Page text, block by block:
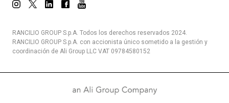
RANCILIO GROUP S.p.A. Todos los derechos reservados 2024.
RANCILIO GROUP S.p.A. con accionista único sometido a la gestión y
coordinación de Ali Group LLC VAT 09784580152